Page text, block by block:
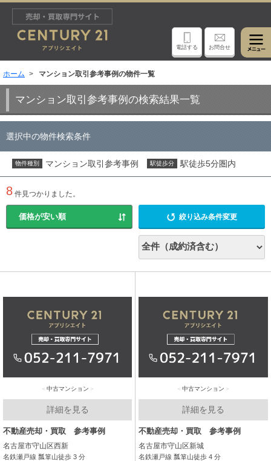
電話する お問合せ
ホーム マンション取引参考事例の物件一覧
マンション取引参考事例の検索結果一覧
選択中の物件検索条件
物件種別 マンション取引参考事例 駅徒歩分 駅徒歩5分圏内
8 件見つかりました。
絞り込み条件変更
中古マンション
詳細を見る
不動産売却・買取 参考事例
名古屋市守山区西新
名鉄瀬戸線 瓢箪山徒歩 3 分
中古マンション
詳細を見る
不動産売却・買取 参考事例
名古屋市守山区新城
名鉄瀬戸線 瓢箪山徒歩 4 分